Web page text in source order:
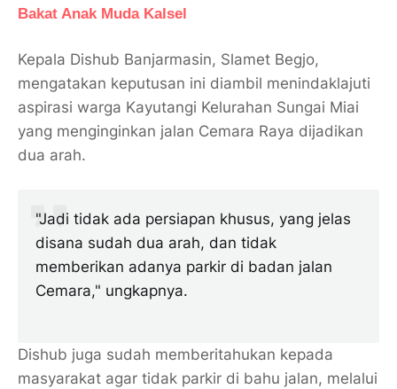
Bakat Anak Muda Kalsel
Kepala Dishub Banjarmasin, Slamet Begjo,
mengatakan keputusan ini diambil menindaklajuti
aspirasi warga Kayutangi Kelurahan Sungai Miai
yang menginginkan jalan Cemara Raya dijadikan
dua arah.
"Jadi tidak ada persiapan khusus, yang jelas
disana sudah dua arah, dan tidak
memberikan adanya parkir di badan jalan
Cemara," ungkapnya.
Dishub juga sudah memberitahukan kepada
masyarakat agar tidak parkir di bahu jalan, melalui